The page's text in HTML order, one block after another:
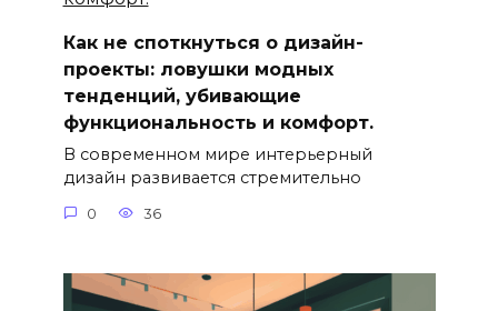
Как не споткнуться о дизайн-
проекты: ловушки модных
тенденций, убивающие
функциональность и комфорт.
В современном мире интерьерный
дизайн развивается стремительно
0 36